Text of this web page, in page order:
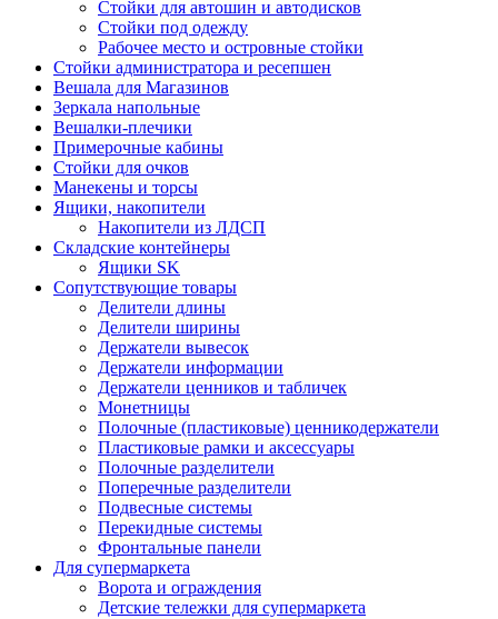
Стойки для автошин и автодисков
Стойки под одежду
Рабочее место и островные стойки
Стойки администратора и ресепшен
Вешала для Магазинов
Зеркала напольные
Вешалки-плечики
Примерочные кабины
Стойки для очков
Манекены и торсы
Ящики, накопители
Накопители из ЛДСП
Складские контейнеры
Ящики SK
Сопутствующие товары
Делители длины
Делители ширины
Держатели вывесок
Держатели информации
Держатели ценников и табличек
Монетницы
Полочные (пластиковые) ценникодержатели
Пластиковые рамки и аксессуары
Полочные разделители
Поперечные разделители
Подвесные системы
Перекидные системы
Фронтальные панели
Для супермаркета
Ворота и ограждения
Детские тележки для супермаркета